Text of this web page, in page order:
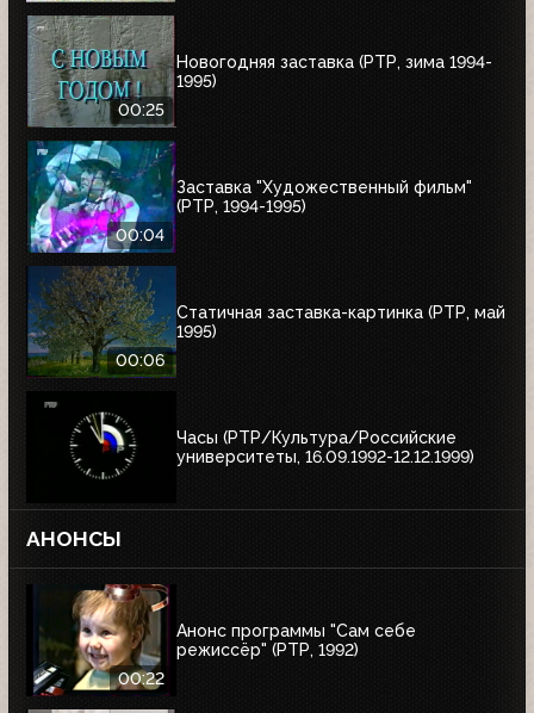
00:25
Новогодняя заставка (РТР, зима 1994-
1995)
00:04
Заставка "Художественный фильм"
(РТР, 1994-1995)
00:06
Статичная заставка-картинка (РТР, май
1995)
Часы (РТР/Культура/Российские
университеты, 16.09.1992-12.12.1999)
АНОНСЫ
00:22
Анонс программы "Сам себе
режиссёр" (РТР, 1992)